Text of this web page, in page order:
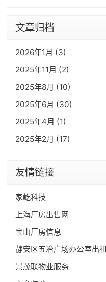
文章归档
2026年1月 (3)
2025年11月 (2)
2025年8月 (10)
2025年6月 (30)
2025年4月 (1)
2025年2月 (17)
友情链接
家屹科技
上海厂房出售网
宝山厂房信息
静安区五冶广场办公室出租
景茂联物业服务